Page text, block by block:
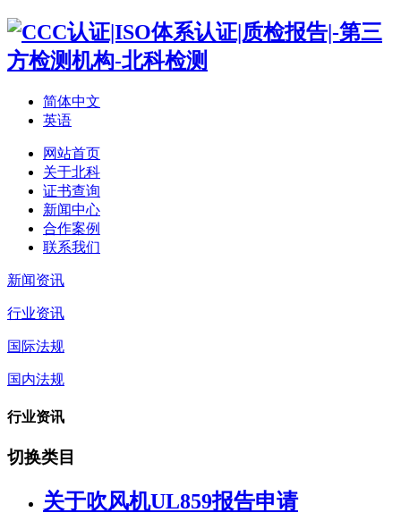
简体中文
英语
网站首页
关于北科
证书查询
新闻中心
合作案例
联系我们
新闻资讯
行业资讯
国际法规
国内法规
行业资讯
切换类目
关于吹风机UL859报告申请